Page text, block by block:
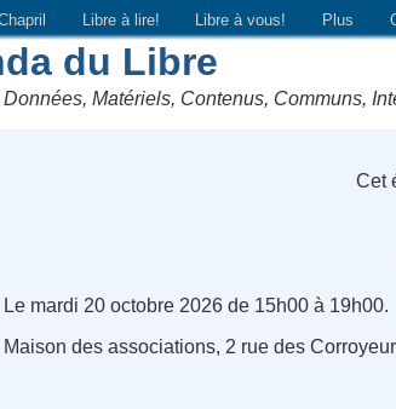
Libre à lire! Libre à vous! Plus
du Libre
Matériels, Contenus, Communs,
Cet
Le mardi 20 octobre 2026 de 15h00 à 19h00.
Maison des associations, 2 rue des